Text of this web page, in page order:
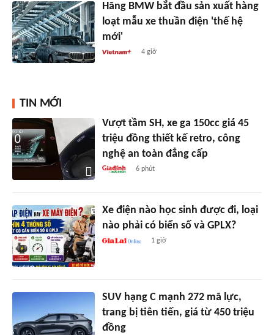
Hãng BMW bắt đầu sản xuất hàng
loạt mẫu xe thuần điện 'thế hệ
mới'
4 giờ
TIN MỚI
Vượt tầm SH, xe ga 150cc giá 45
triệu đồng thiết kế retro, công
nghệ an toàn đẳng cấp
6 phút
Xe điện nào học sinh được đi, loại
nào phải có biển số và GPLX?
1 giờ
SUV hạng C mạnh 272 mã lực,
trang bị tiên tiến, giá từ 450 triệu
đồng